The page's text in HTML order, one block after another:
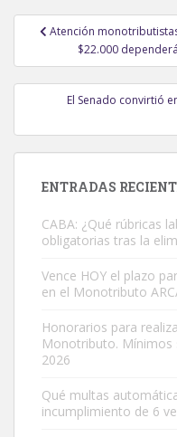
Navegación
entradas
Atención
$22.000
El Senado convirtió
ENTRADAS
CABA: ¿Qué rúbricas
obligatorias tras la
Vence HOY el plazo
en el Monotributo
Honorarios para
Monotributo. Mínimos
2026
Qué multas
incumplimiento de 6